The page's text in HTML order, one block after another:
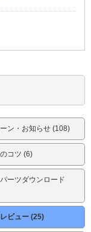
ン・お知らせ (108)
コツ (6)
ーツダウンロード
ビュー (25)